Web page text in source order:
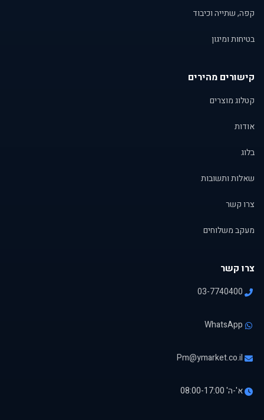
קפה, שתייה וכיבוד
בטיחות ומיגון
קישורים מהירים
קטלוג מוצרים
אודות
בלוג
שאלות ותשובות
צרו קשר
מעקב משלוחים
צרו קשר
03-7740400
WhatsApp
Pm@ymarket.co.il
א'-ה' 08:00-17:00